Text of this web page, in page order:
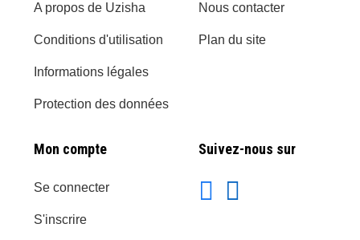
A propos de Uzisha
Conditions d'utilisation
Informations légales
Protection des données
Nous contacter
Plan du site
Mon compte
Se connecter
S'inscrire
Suivez-nous sur